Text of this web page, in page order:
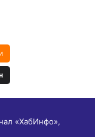
«ХабИнфо»,